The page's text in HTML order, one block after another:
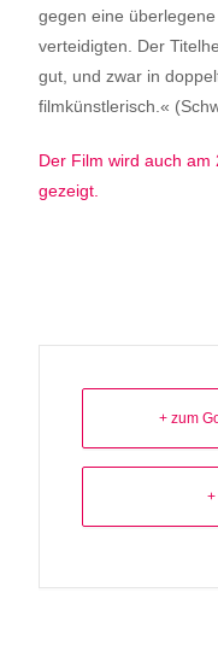
gegen eine überlegene
verteidigten. Der
gut, und zwar in
filmkünstlerisch.«
Der Film wird auch
gezeigt.
+ zum